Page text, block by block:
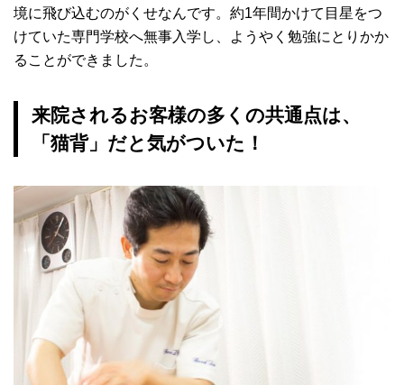
境に飛び込むのがくせなんです。約1年間かけて目星をつ
けていた専門学校へ無事入学し、ようやく勉強にとりかか
ることができました。
来院されるお客様の多くの共通点は、
「猫背」だと気がついた！